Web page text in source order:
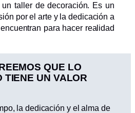
taller de decoración. Es un
por el arte y la dedicación a
para hacer realidad
QUE LO
TIENE UN VALOR
la dedicación y el alma de